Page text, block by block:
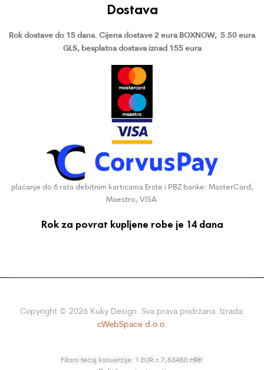
Dostava
Rok dostave do 15 dana. Cijena dostave 2 eura BOXNOW, 5.50 eura
GLS, besplatna dostava iznad 155 eura
plaćanje do 6 rata debitnim karticama Erste i PBZ banke: MasterCard,
Maestro, VISA
Rok za povrat kupljene robe je 14 dana
Copyright © 2026Kuky Design. Sva prava pridržana. Izrada:
cWebSpace d.o.o.
Fiksni tečaj konverzije: 1 EUR = 7,53450 HRK